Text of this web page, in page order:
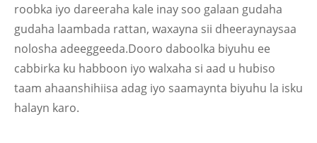
roobka iyo dareeraha kale inay soo galaan gudaha
gudaha laambada rattan, waxayna sii dheeraynaysaa
nolosha adeeggeeda.Dooro daboolka biyuhu ee
cabbirka ku habboon iyo walxaha si aad u hubiso
taam ahaanshihiisa adag iyo saamaynta biyuhu la isku
halayn karo.